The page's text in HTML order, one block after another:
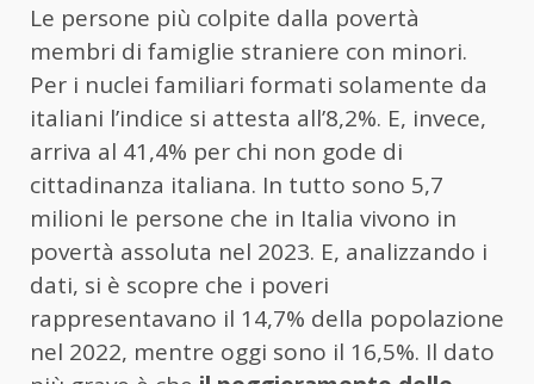
Le persone più colpite dalla povertà
membri di famiglie straniere con minori.
Per i nuclei familiari formati solamente da
italiani l’indice si attesta all’8,2%. E, invece,
arriva al 41,4% per chi non gode di
cittadinanza italiana. In tutto sono 5,7
milioni le persone che in Italia vivono in
povertà assoluta nel 2023. E, analizzando i
dati, si è scopre che i poveri
rappresentavano il 14,7% della popolazione
nel 2022, mentre oggi sono il 16,5%. Il dato